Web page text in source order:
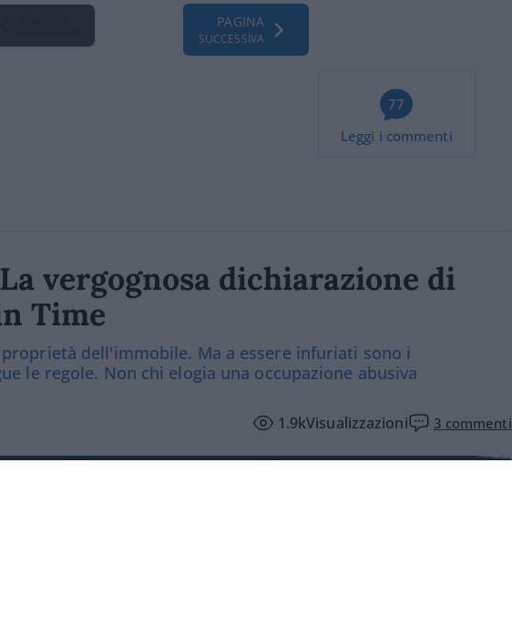
PAGINA
SUCCESSIVA
77
Leggi i commenti
vergognosa dichiarazione di
Time
dell'immobile. Ma a essere infuriati sono i
le regole. Non chi elogia una occupazione abusiva
1.9kVisualizzazioni 3 commenti